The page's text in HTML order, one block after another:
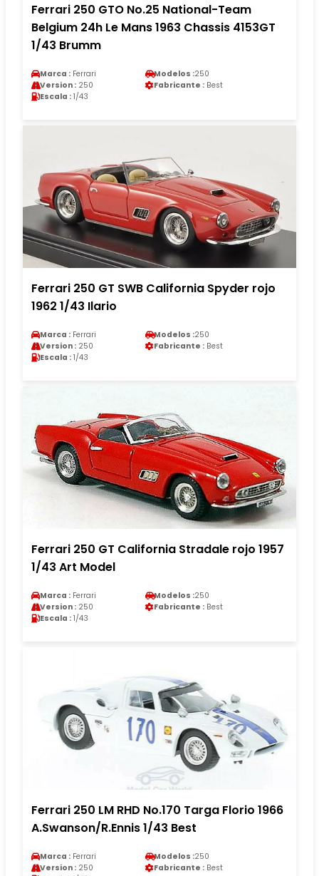
Ferrari 250 GTO No.25 National-Team
Belgium 24h Le Mans 1963 Chassis 4153GT
1/43 Brumm
Marca : Ferrari Modelos :250
Version : 250 Fabricante : Best
Escala : 1/43
Ferrari 250 GT SWB California Spyder rojo
1962 1/43 Ilario
Marca : Ferrari Modelos :250
Version : 250 Fabricante : Best
Escala : 1/43
Ferrari 250 GT California Stradale rojo 1957
1/43 Art Model
Marca : Ferrari Modelos :250
Version : 250 Fabricante : Best
Escala : 1/43
Ferrari 250 LM RHD No.170 Targa Florio 1966
A.Swanson/R.Ennis 1/43 Best
Marca : Ferrari Modelos :250
Version : 250 Fabricante : Best